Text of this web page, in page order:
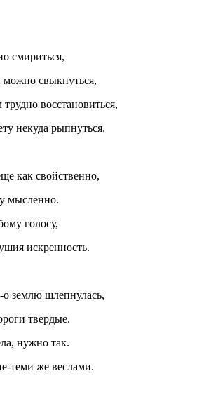
смириться,
свыкнуться,
восстановиться,
некуда рыпнуться.
как свойственно,
мысленно.
голосу,
искренность.
о землю шлепнулась,
твердые.
нужно так.
теми же веслами.